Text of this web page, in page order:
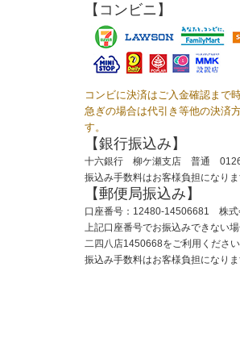
【コンビニ】
コンビに決済はご入金確認まで
急ぎの場合は代引き等他の決済
す。
【銀行振込み】
十六銀行 柳ケ瀬支店 普通
振込み手数料はお客様負担になり
【郵便局振込み】
口座番号：12480-14506681 株
上記口座番号でお振込みできない
二四八店1450668をご利用くださ
振込み手数料はお客様負担になり